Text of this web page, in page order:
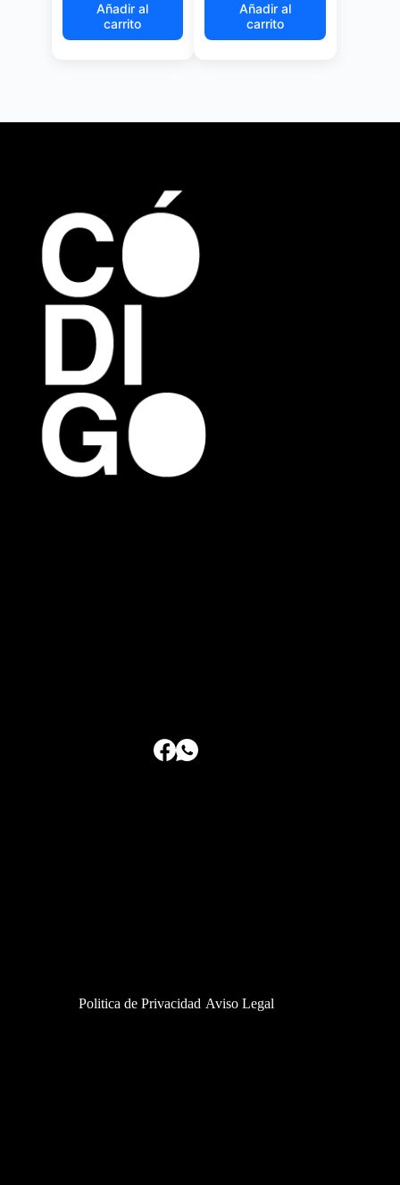
Añadir al
carrito
Añadir al
carrito
Politica de Privacidad Aviso Legal